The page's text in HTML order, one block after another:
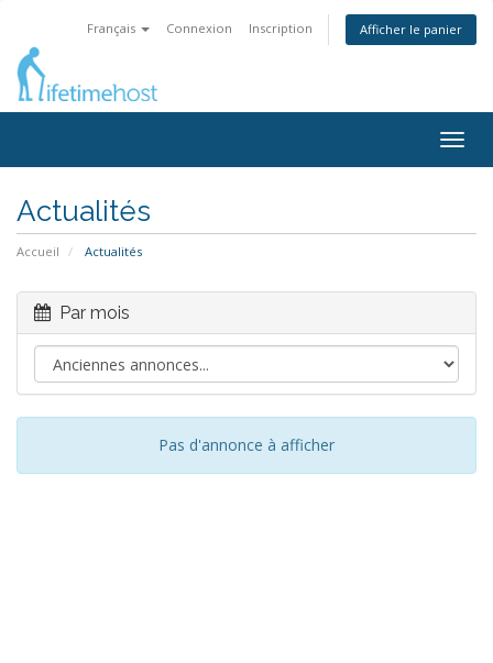
Français Connexion Inscription Afficher le panier
Actualités
Accueil Actualités
Par mois
Pas d'annonce à afficher